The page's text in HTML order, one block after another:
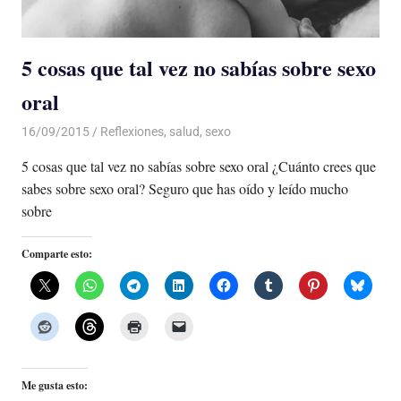
5 cosas que tal vez no sabías sobre sexo
oral
16/09/2015 Luis Castellanos
Reflexiones, salud, sexo
5 cosas que tal vez no sabías sobre sexo oral ¿Cuánto crees que
sabes sobre sexo oral? Seguro que has oído y leído mucho
sobre
Comparte esto:
Me gusta esto: